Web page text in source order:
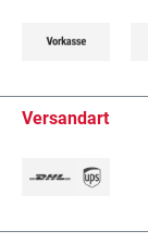
Versandart